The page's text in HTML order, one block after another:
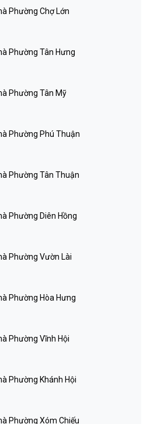
Phường Chợ Lớn
Phường Tân Hưng
Phường Tân Mỹ
Phường Phú Thuận
Phường Tân Thuận
Phường Diên Hồng
Phường Vườn Lài
Phường Hòa Hưng
Phường Vĩnh Hội
Phường Khánh Hội
Phường Xóm Chiếu